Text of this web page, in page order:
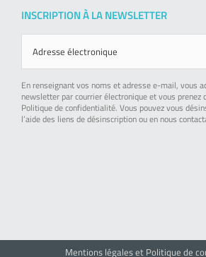
INSCRIPTION À LA NEWSLETTER
En renseignant vos noms et adresse e-mail, vous
newsletter par courrier électronique et vous prenez
Politique de confidentialité. Vous pouvez vous
l’aide des liens de désinscription ou en nous
Mentions légales et Politique de